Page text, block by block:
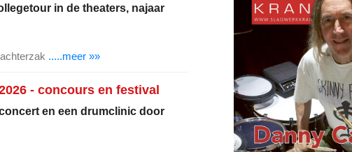
in de theaters, najaar
.....meer »»
- concours en festival
en een drumclinic door